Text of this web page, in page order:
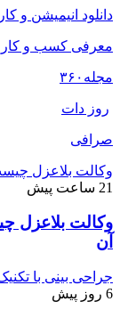
دانلود انیمیشن و
معرفی کسب و کار
مجله ۳۶۰
روز دات
صرافی
وکالت بلاعزل
21 ساعت پیش
وکالت بلاعزل
آن
جراحی بینی با
6 روز پیش